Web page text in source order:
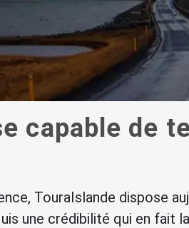
capable de
TouraIslande dispose
une crédibilité qui en